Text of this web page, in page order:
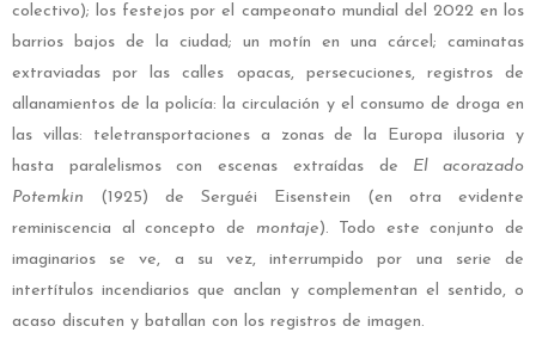
colectivo); los festejos por el campeonato mundial del 2022 en los
barrios bajos de la ciudad; un motín en una cárcel; caminatas
extraviadas por las calles opacas, persecuciones, registros de
allanamientos de la policía: la circulación y el consumo de droga en
las villas: teletransportaciones a zonas de la Europa ilusoria y
hasta paralelismos con escenas extraídas de El acorazado
Potemkin (1925) de Serguéi Eisenstein (en otra evidente
reminiscencia al concepto de montaje). Todo este conjunto de
imaginarios se ve, a su vez, interrumpido por una serie de
intertítulos incendiarios que anclan y complementan el sentido, o
acaso discuten y batallan con los registros de imagen.